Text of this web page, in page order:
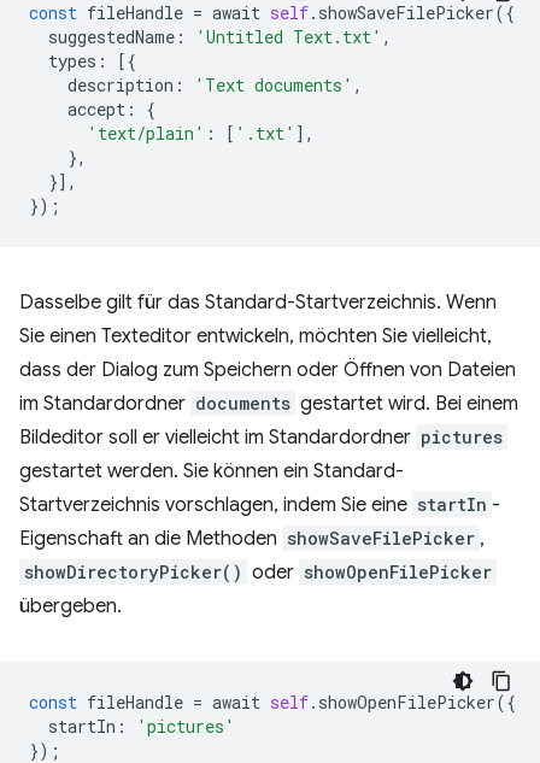
const fileHandle = await self. showSaveFilePicker({
suggestedName : 'Untitled Text.txt' ,
types :
[{
description : 'Text documents' ,
accept :
{
'text/plain' : [ '.txt' ],
},
}],
});
Dasselbe gilt für das Standard-Startverzeichnis. Wenn
Sie einen Texteditor entwickeln, möchten Sie vielleicht,
dass der Dialog zum Speichern oder Öffnen von Dateien
im Standardordner documents gestartet wird. Bei einem
Bildeditor soll er vielleicht im Standardordner pictures
gestartet werden. Sie können ein Standard-
Startverzeichnis vorschlagen, indem Sie eine startIn -
Eigenschaft an die Methoden showSaveFilePicker ,
showDirectoryPicker() oder showOpenFilePicker
übergeben.
const fileHandle = await self. showOpenFilePicker({
startIn :
'pictures'
});